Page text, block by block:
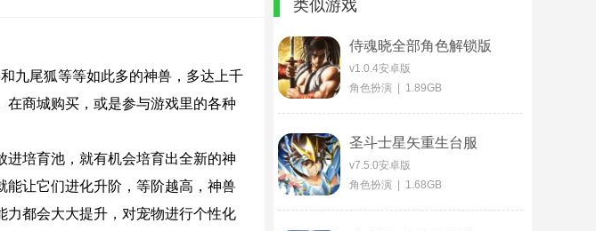
九尾狐等等如此多的神兽，多达上千
商城购买，或是参与游戏里的各种
进培育池，就有机会培育出全新的神
能让它们进化升阶，等阶越高，神兽
力都会大大提升，对宠物进行个性化
类似游戏
侍魂晓全部角色解锁版
v1.0.4安卓版
角色扮演 | 1.89GB
圣斗士星矢重生台服
v7.5.0安卓版
角色扮演 | 1.68GB